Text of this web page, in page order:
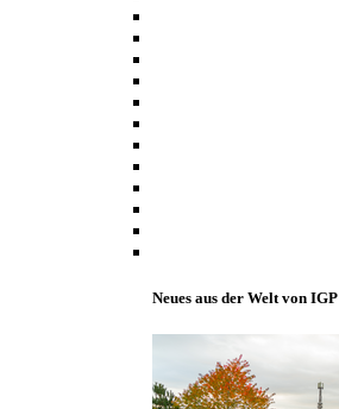
Neues aus der Welt von IGP